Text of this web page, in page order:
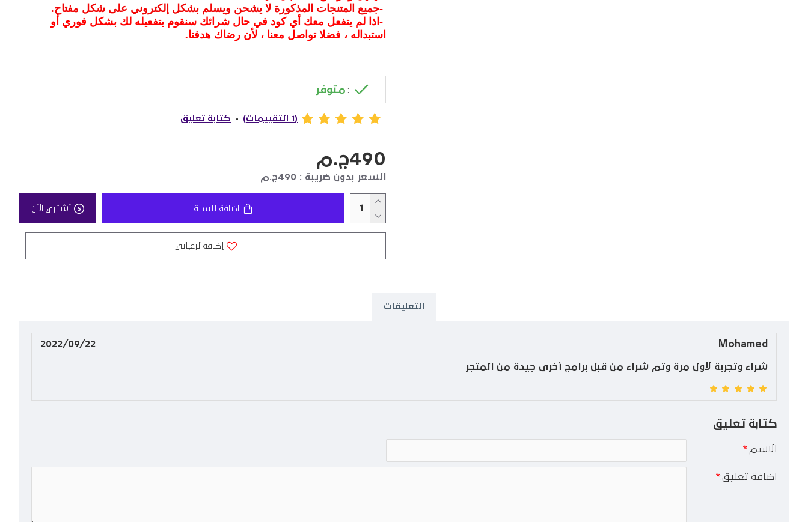
-جميع المتنجات المذكورة لا يشحن ويسلم بشكل إلكتروني على شكل مفتاح.
- اذا لم يتفعل معك أي كود في حال شرائك سنقوم بتفعيله لك بشكل فوري أو
استبداله ، فضلا تواصل معنا ، لأن رضاك هدفنا.
: متوفر
(1 التقييمات) - كتابة تعليق
490ج.م
السعر بدون ضريبة : 490ج.م
اضافة للسلة أشتري الأن
إضافة لرغباتي
التعليقات
Mohamed
2022/09/22
شراء وتجربة لأول مرة وتم شراء من قبل برامج أخرى جيدة من المتجر
كتابة تعليق
الاسم:
اضافة تعليق: